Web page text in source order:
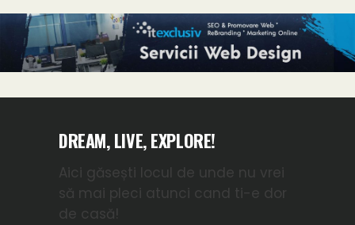
DREAM, LIVE, EXPLORE!
Aici găsești locul de unde nu vrei
să mai pleci atunci cand ti-e dor
de casă!